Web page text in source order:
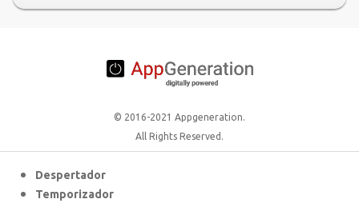
© 2016-2021 Appgeneration.
All Rights Reserved.
Despertador
Temporizador